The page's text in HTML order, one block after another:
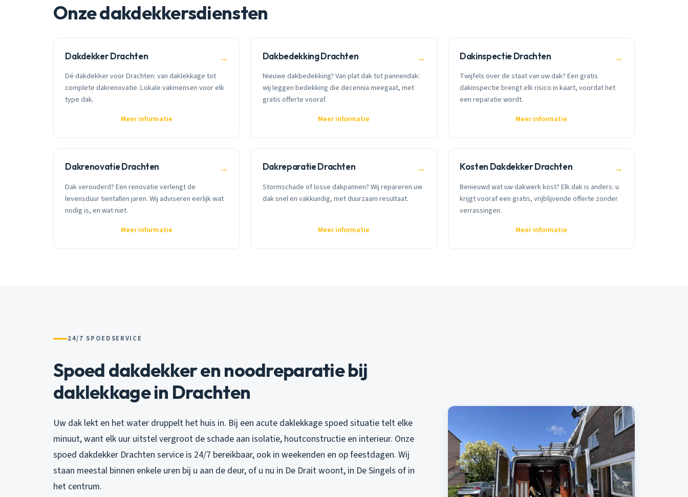
Onze dakdekkersdiensten
Dakdekker Drachten →
Dé dakdekker voor Drachten: van daklekkage tot
complete dakrenovatie. Lokale vakmensen voor elk
type dak.
Meer informatie
Dakbedekking Drachten →
Nieuwe dakbedekking? Van plat dak tot pannendak:
wij leggen bedekking die decennia meegaat, met
gratis offerte vooraf.
Meer informatie
Dakinspectie Drachten →
Twijfels over de staat van uw dak? Een gratis
dakinspectie brengt elk risico in kaart, voordat het
een reparatie wordt.
Meer informatie
Dakrenovatie Drachten →
Dak verouderd? Een renovatie verlengt de
levensduur tientallen jaren. Wij adviseren eerlijk wat
nodig is, en wat niet.
Meer informatie
Dakreparatie Drachten →
Stormschade of losse dakpannen? Wij repareren uw
dak snel en vakkundig, met duurzaam resultaat.
Meer informatie
Kosten Dakdekker Drachten →
Benieuwd wat uw dakwerk kost? Elk dak is anders: u
krijgt vooraf een gratis, vrijblijvende offerte zonder
verrassingen.
Meer informatie
24/7 SPOEDSERVICE
Spoed dakdekker en noodreparatie bij
daklekkage in Drachten
Uw dak lekt en het water druppelt het huis in. Bij een acute daklekkage spoed situatie telt elke
minuut, want elk uur uitstel vergroot de schade aan isolatie, houtconstructie en interieur. Onze
spoed dakdekker Drachten service is 24/7 bereikbaar, ook in weekenden en op feestdagen. Wij
staan meestal binnen enkele uren bij u aan de deur, of u nu in De Drait woont, in De Singels of in
het centrum.